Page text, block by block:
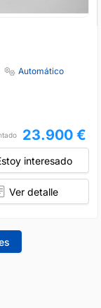
Automático
23.900 €
interesado
Ver detalle